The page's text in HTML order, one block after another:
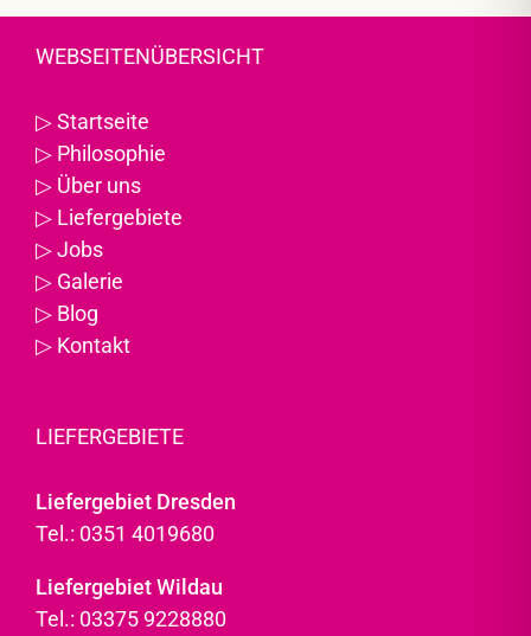
WEBSEITENÜBERSICHT
▷Startseite
▷ Philosophie
▷ Über uns
▷ Liefergebiete
▷Jobs
▷ Galerie
▷ Blog
▷ Kontakt
LIEFERGEBIETE
Liefergebiet Dresden
Tel.: 0351 4019680
Liefergebiet Wildau
Tel.: 03375 9228880